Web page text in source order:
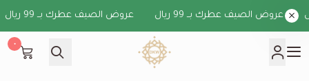
عروض الصيف عطرك بــ 99 ريال عروض الصيف عطرك بــ 99 ريال
دخون الكويت
٠